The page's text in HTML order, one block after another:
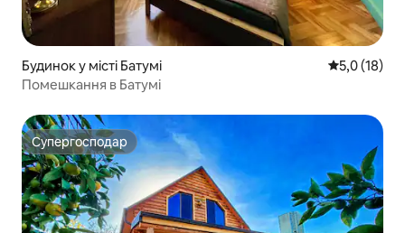
Будинок у місті Батумі Середня
5,0 (18)
Помешкання в Батумі
Супергосподар
Супергосподар